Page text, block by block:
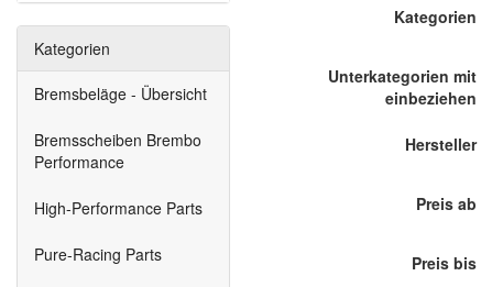
Kategorien
Unterkategorien mit
einbeziehen
Hersteller
Preis ab
Preis bis
Kategorien
Bremsbeläge - Übersicht
Bremsscheiben Brembo
Performance
High-Performance Parts
Pure-Racing Parts